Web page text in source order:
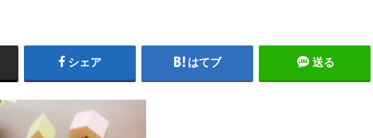
シェア はてブ 送る